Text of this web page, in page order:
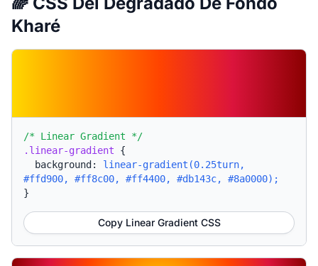
Kharé
/* Linear Gradient */
.linear-gradient {
background: linear-gradient(0.25turn,
#ffd900, #ff8c00, #ff4400, #db143c, #8a0000);
}
Copy Linear Gradient CSS